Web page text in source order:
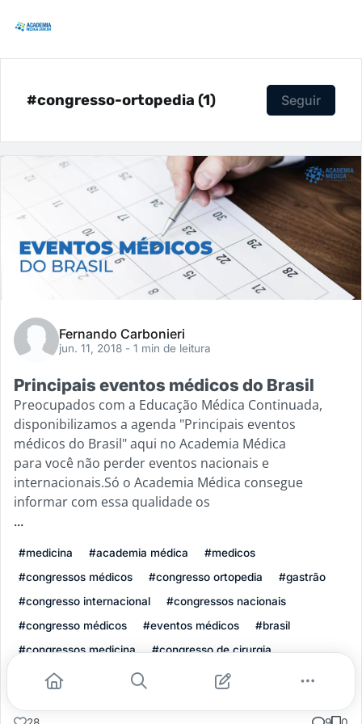
#congresso-ortopedia (1) Seguir
Fernando Carbonieri
jun. 11, 2018 - 1 min de leitura
Principais eventos médicos do Brasil
Preocupados com a Educação Médica Continuada,
disponibilizamos a agenda "Principais eventos
médicos do Brasil" aqui no Academia Médica
para você não perder eventos nacionais e
internacionais.Só o Academia Médica consegue
informar com essa qualidade os
...
#medicina #academia médica
#medicos
#congressos médicos
#congresso ortopedia
#gastrão
#congresso internacional
#congressos nacionais
#congresso médicos
#eventos médicos
#brasil
#congressos medicina
#congresso de cirurgia
Leia mais